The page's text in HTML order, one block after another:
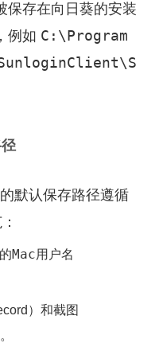
保存在向日葵的安装
例如 C:\Program
默认保存路径遵循
Mac用户名
）和截图